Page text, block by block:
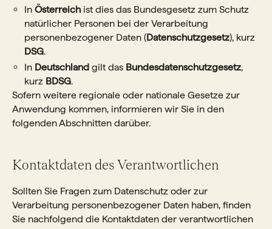
In Österreich ist dies das Bundesgesetz zum Schutz
natürlicher Personen bei der Verarbeitung
personenbezogener Daten (Datenschutzgesetz), kurz
DSG.
In Deutschland gilt das Bundesdatenschutzgesetz,
kurz BDSG.
Sofern weitere regionale oder nationale Gesetze zur
Anwendung kommen, informieren wir Sie in den
folgenden Abschnitten darüber.
Kontaktdaten des Verantwortlichen
Sollten Sie Fragen zum Datenschutz oder zur
Verarbeitung personenbezogener Daten haben, finden
Sie nachfolgend die Kontaktdaten der verantwortlichen